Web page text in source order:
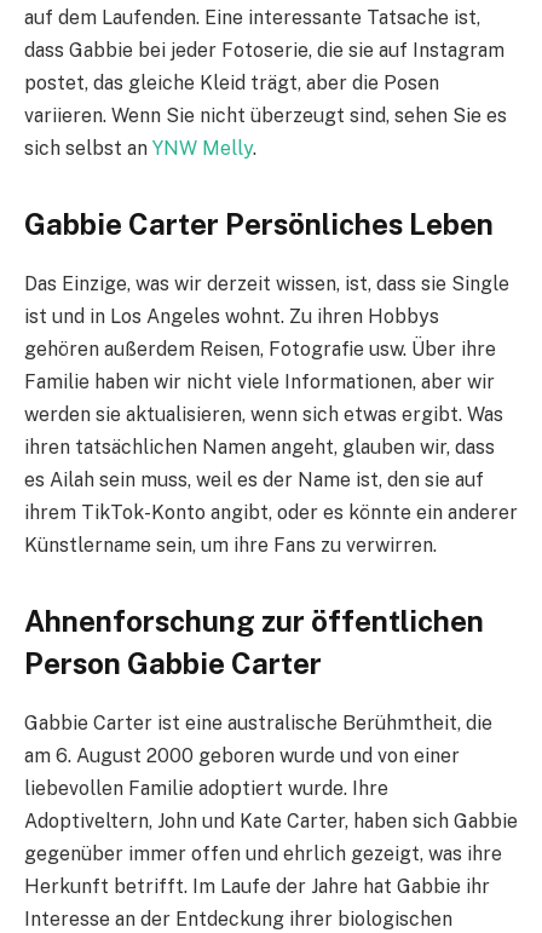
auf dem Laufenden. Eine interessante Tatsache ist,
dass Gabbie bei jeder Fotoserie, die sie auf Instagram
postet, das gleiche Kleid trägt, aber die Posen
variieren. Wenn Sie nicht überzeugt sind, sehen Sie es
sich selbst an YNW Melly.
Gabbie Carter Persönliches Leben
Das Einzige, was wir derzeit wissen, ist, dass sie Single
ist und in Los Angeles wohnt. Zu ihren Hobbys
gehören außerdem Reisen, Fotografie usw. Über ihre
Familie haben wir nicht viele Informationen, aber wir
werden sie aktualisieren, wenn sich etwas ergibt. Was
ihren tatsächlichen Namen angeht, glauben wir, dass
es Ailah sein muss, weil es der Name ist, den sie auf
ihrem TikTok-Konto angibt, oder es könnte ein anderer
Künstlername sein, um ihre Fans zu verwirren.
Ahnenforschung zur öffentlichen
Person Gabbie Carter
Gabbie Carter ist eine australische Berühmtheit, die
am 6. August 2000 geboren wurde und von einer
liebevollen Familie adoptiert wurde. Ihre
Adoptiveltern, John und Kate Carter, haben sich Gabbie
gegenüber immer offen und ehrlich gezeigt, was ihre
Herkunft betrifft. Im Laufe der Jahre hat Gabbie ihr
Interesse an der Entdeckung ihrer biologischen